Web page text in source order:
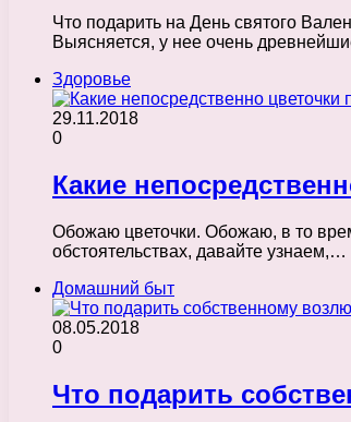
Что подарить на День святого
Выясняется, у нее очень
Здоровье
29.11.2018
0
Какие
Обожаю цветочки. Обожаю, в то
обстоятельствах, давайте узнаем,…
Домашний быт
08.05.2018
0
Что подарить